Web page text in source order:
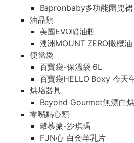
Bapronbaby多功能圍兜裙
油品類
美國EVO噴油瓶
澳洲MOUNT ZERO橄欖油
便當袋
百寶袋-保溫袋 6L
百寶袋HELLO Boxy 今天
烘培器具
Beyond Gourmet無漂白
零嘴點心類
穀慕蒎-沙琪瑪
FUN心 白金羊乳片